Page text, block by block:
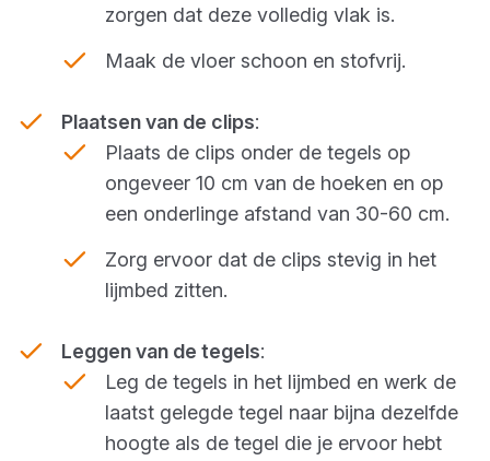
zorgen dat deze volledig vlak is.
Maak de vloer schoon en stofvrij.
Plaatsen van de clips:
Plaats de clips onder de tegels op
ongeveer 10 cm van de hoeken en op
een onderlinge afstand van 30-60 cm.
Zorg ervoor dat de clips stevig in het
lijmbed zitten.
Leggen van de tegels:
Leg de tegels in het lijmbed en werk de
laatst gelegde tegel naar bijna dezelfde
hoogte als de tegel die je ervoor hebt